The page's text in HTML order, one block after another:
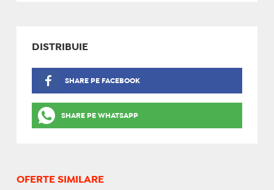
DISTRIBUIE
SHARE PE FACEBOOK
SHARE PE WHATSAPP
OFERTE SIMILARE